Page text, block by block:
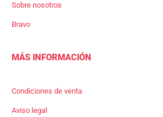
Sobre nosotros
Bravo
MÁS INFORMACIÓN
Condiciones de venta
Aviso legal